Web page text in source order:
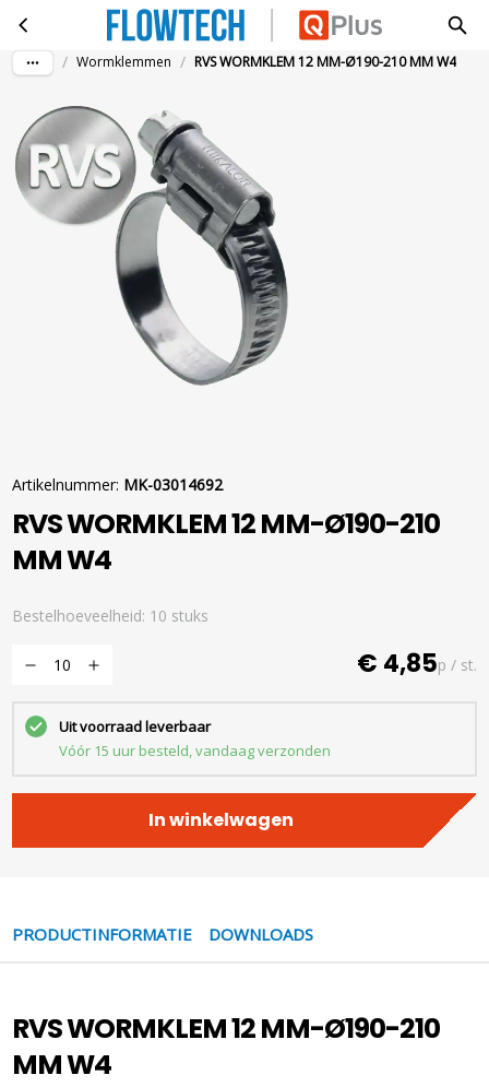
Ga naar hoofdinhoud
RVS WORMKLEM 12 MM-Ø190-210 MM W4
/ Wormklemmen / RVS WORMKLEM 12 MM-Ø190-210 MM W4
Artikelnummer: MK-03014692
RVS WORMKLEM 12 MM-Ø190-210
MM W4
Bestelhoeveelheid: 10 stuks
€ 4,85p / st.
Uit voorraad leverbaar
Vóór 15 uur besteld, vandaag verzonden
In winkelwagen
PRODUCTINFORMATIE DOWNLOADS
RVS WORMKLEM 12 MM-Ø190-210
MM W4